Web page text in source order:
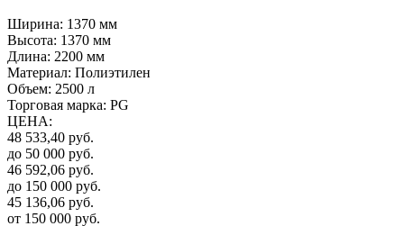
Ширина: 1370 мм
Высота: 1370 мм
Длина: 2200 мм
Материал: Полиэтилен
Объем: 2500 л
Торговая марка: PG
ЦЕНА:
48 533,40 руб.
до 50 000 руб.
46 592,06 руб.
до 150 000 руб.
45 136,06 руб.
от 150 000 руб.